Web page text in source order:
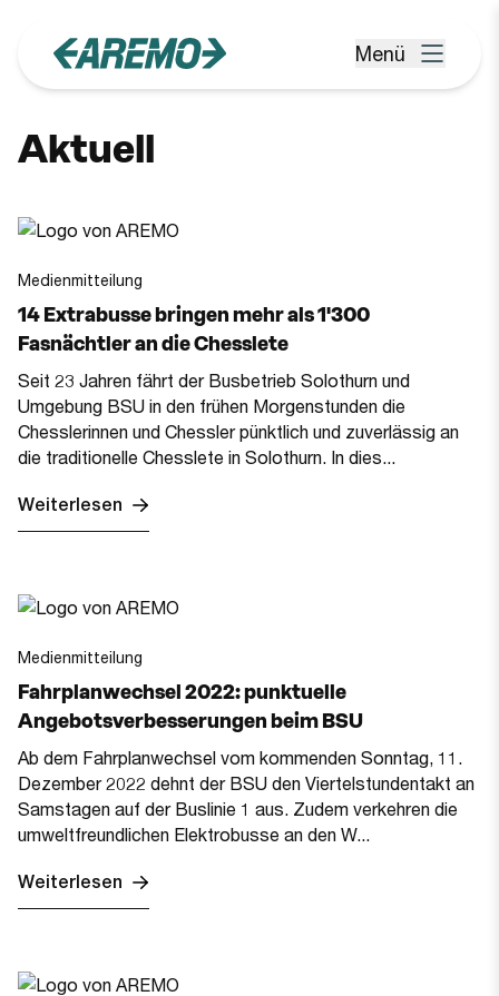
Menü öffnen
Menü
Aktuell
14 Extrabusse bringen mehr als 1'300
Fasnächtler an die Chesslete
Medienmitteilung
Seit 23 Jahren fährt der Busbetrieb Solothurn und
Umgebung BSU in den frühen Morgenstunden die
Chesslerinnen und Chessler pünktlich und zuverlässig an
die traditionelle Chesslete in Solothurn. In dies...
Weiterlesen
Fahrplanwechsel 2022: punktuelle
Angebotsverbesserungen beim BSU
Medienmitteilung
Ab dem Fahrplanwechsel vom kommenden Sonntag, 11.
Dezember 2022 dehnt der BSU den Viertelstundentakt an
Samstagen auf der Buslinie 1 aus. Zudem verkehren die
umweltfreundlichen Elektrobusse an den W...
Weiterlesen